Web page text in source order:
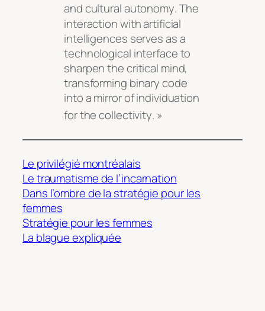
and cultural autonomy. The
interaction with artificial
intelligences serves as a
technological interface to
sharpen the critical mind,
transforming binary code
into a mirror of individuation
for the collectivity. »
Le privilégié montréalais
Le traumatisme de l’incarnation
Dans l’ombre de la stratégie pour les
femmes
Stratégie pour les femmes
La blague expliquée